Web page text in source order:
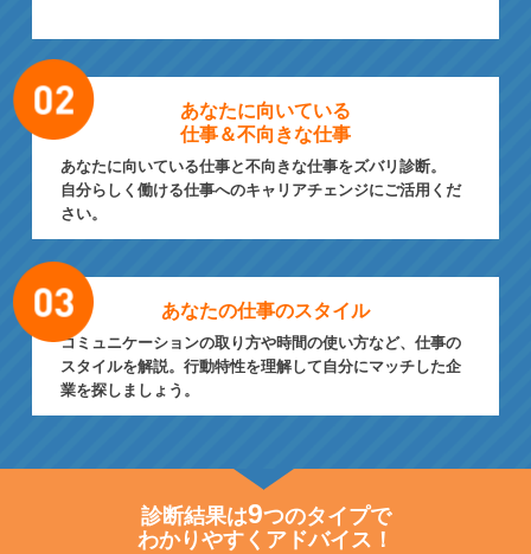
あなたに向いている
仕事＆不向きな仕事
あなたに向いている仕事と不向きな仕事をズバリ診断。
自分らしく働ける仕事へのキャリアチェンジにご活用くだ
さい。
あなたの仕事のスタイル
コミュニケーションの取り方や時間の使い方など、仕事の
スタイルを解説。行動特性を理解して自分にマッチした企
業を探しましょう。
診断結果は9つのタイプで
わかりやすくアドバイス！